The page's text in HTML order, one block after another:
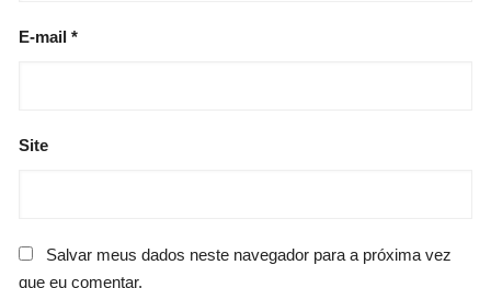
E-mail*
Site
Salvar meus dados neste navegador para a próxima vez
que eu comentar.